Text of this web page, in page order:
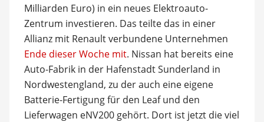
Milliarden Euro) in ein neues Elektroauto-
Zentrum investieren. Das teilte das in einer
Allianz mit Renault verbundene Unternehmen
Ende dieser Woche mit. Nissan hat bereits eine
Auto-Fabrik in der Hafenstadt Sunderland in
Nordwestengland, zu der auch eine eigene
Batterie-Fertigung für den Leaf und den
Lieferwagen eNV200 gehört. Dort ist jetzt die viel